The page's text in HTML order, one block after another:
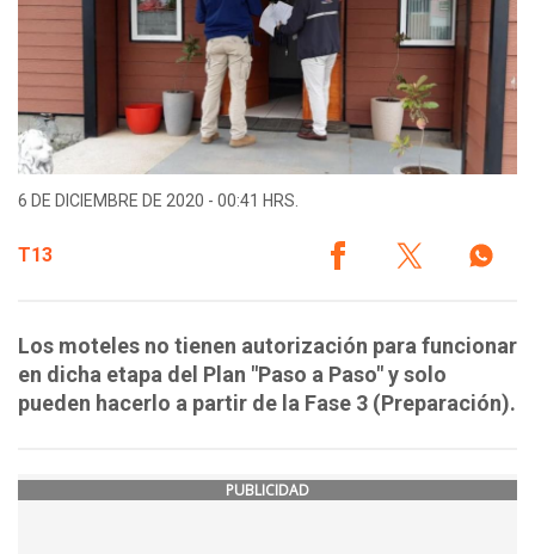
6 DE DICIEMBRE DE 2020 - 00:41 HRS.
T13
Los moteles no tienen autorización para funcionar
en dicha etapa del Plan "Paso a Paso" y solo
pueden hacerlo a partir de la Fase 3 (Preparación).
PUBLICIDAD